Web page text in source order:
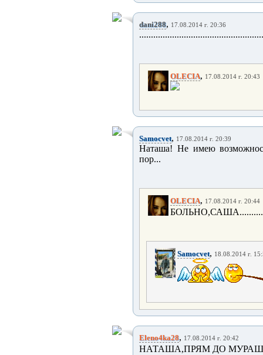
dani288, 17.08.2014 г. 20:36
OLECIA, 17.08.2014 г. 20:43
Samocvet, 17.08.2014 г. 20:39
Наташа! Не имею
пор...
OLECIA, 17.08.2014 г. 20:44
Samocvet, 18.08.2014 г.
Eleno4ka28, 17.08.2014 г. 20:42
НАТАША,ПРЯМ ДО